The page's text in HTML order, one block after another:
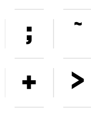
;
+ >